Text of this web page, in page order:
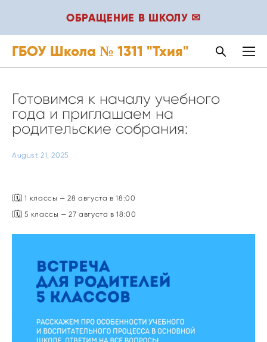
ОБРАЩЕНИЕ В ШКОЛУ ✉
ГБОУ Школа № 1311 "Тхия"
August 21, 2025
Готовимся к началу учебного
года и приглашаем на
родительские собрания:
[🗓️] 1 классы — 28 августа в 18:00
[🗓️] 5 классы — 27 августа в 18:00